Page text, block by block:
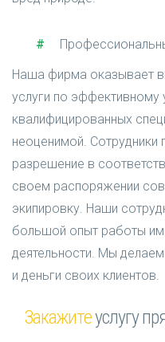
Наша фирма оказывает
услуги по
квалифицированных
неоценимой. Сотрудники
разрешение в
своем распоряжении
экипировку. Наши
большой опыт работы
деятельности. Мы
и деньги своих клиентов.
Закажитеуслугу